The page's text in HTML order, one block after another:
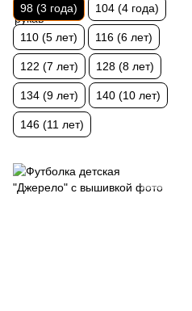
98 (3 года) 104 (4 года)
110 (5 лет) 116 (6 лет)
122 (7 лет) 128 (8 лет)
134 (9 лет) 140 (10 лет)
146 (11 лет)